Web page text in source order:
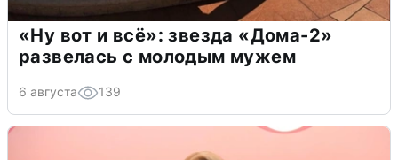
«Ну вот и всё»: звезда «Дома-2»
развелась с молодым мужем
6 августа 139